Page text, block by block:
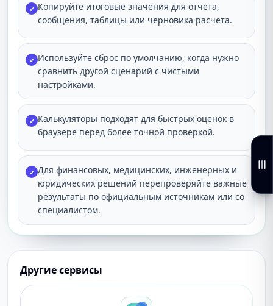
✓ Копируйте итоговые значения для отчета,
сообщения, таблицы или черновика расчета.
✓ Используйте сброс по умолчанию, когда нужно
сравнить другой сценарий с чистыми
настройками.
✓ Калькуляторы подходят для быстрых оценок в
браузере перед более точной проверкой.
✓ Для финансовых, медицинских, инженерных и
юридических решений перепроверяйте важные
результаты по официальным источникам или со
специалистом.
Другие сервисы